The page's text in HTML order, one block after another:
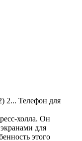
2... Телефон для
холла. Он
для
этого